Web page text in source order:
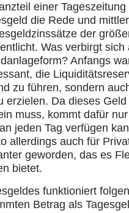
einer
die Rede und
der
Was verbirgt sich
Anfangs
die
zu führen, sondern
erzielen. Da dieses
muss, kommt dafür
jeden Tag verfügen
allerdings auch für
geworden, das es
bietet.
funktioniert
Betrag als